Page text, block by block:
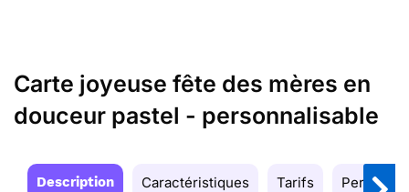
Carte joyeuse fête des mères en
douceur pastel - personnalisable
Description Caractéristiques Tarifs